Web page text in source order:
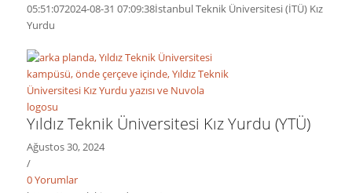
05:51:072024-08-31 07:09:38İstanbul Teknik Üniversitesi (İTÜ) Kız
Yurdu
Yıldız Teknik Üniversitesi Kız Yurdu (YTÜ)
Ağustos 30, 2024
/
0 Yorumlar